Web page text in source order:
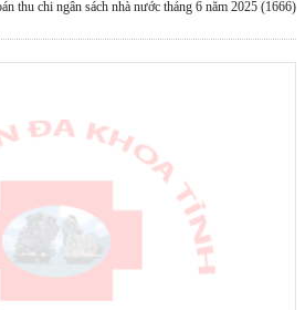
thu chi ngân sách nhà nước tháng 6 năm 2025 (1666)